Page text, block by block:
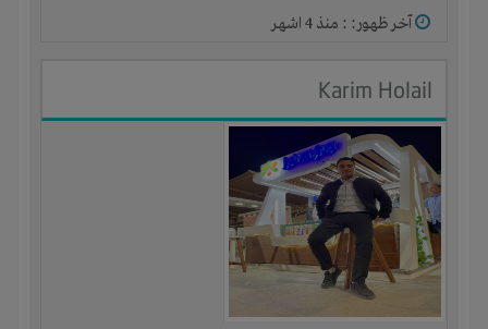
آخر ظهور: : منذ 4 اشهر
Karim Holail